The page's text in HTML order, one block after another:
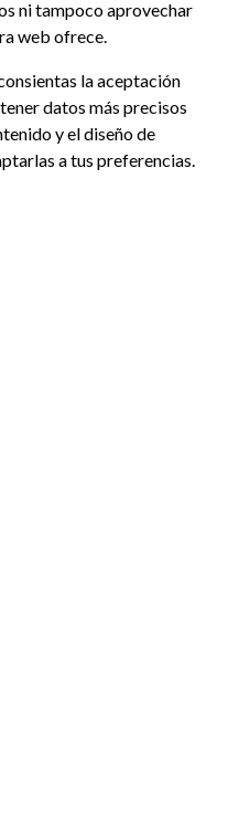
ni tampoco aprovechar
web ofrece.
la aceptación
datos más precisos
y el diseño de
a tus preferencias.